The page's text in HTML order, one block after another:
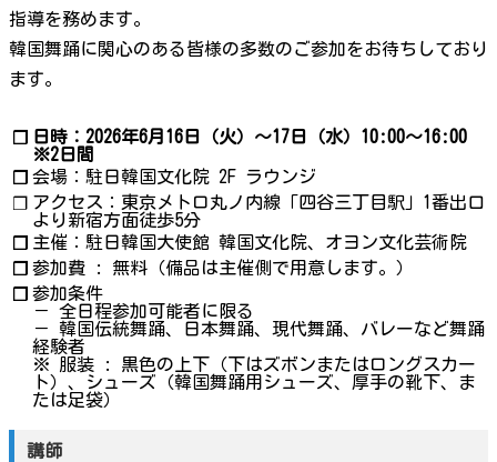
指導を務めます。
韓国舞踊に関心のある皆様の多数のご参加をお待ちしており
ます。
❐
日時：2026年6月16日（火）〜17日（水）10:00〜16:00
※2日間
❐ 会場：駐日韓国文化院 2F ラウンジ
❐ アクセス：東京メトロ丸ノ内線「四谷三丁目駅」1番出口
より新宿方面徒歩5分
❐ 主催：駐日韓国大使館 韓国文化院、オヨン文化芸術院
❐ 参加費 : 無料（備品は主催側で用意します。）
❐ 参加条件
－ 全日程参加可能者に限る
－ 韓国伝統舞踊、日本舞踊、現代舞踊、バレーなど舞踊
経験者
※ 服装 : 黒色の上下（下はズボンまたはロングスカー
ト）、シューズ（韓国舞踊用シューズ、厚手の靴下、ま
たは足袋）
講師